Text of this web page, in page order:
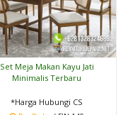
Set Meja Makan Kayu Jati
Minimalis Terbaru
*Harga Hubungi CS